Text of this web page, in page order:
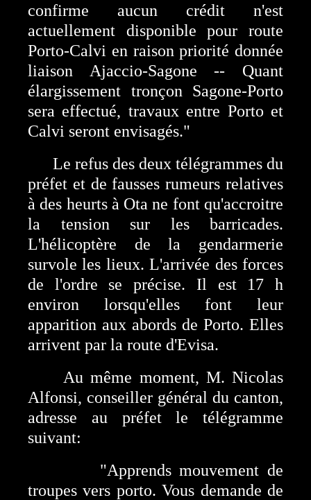
confirme aucun crédit n'est
actuellement disponible pour route
Porto-Calvi en raison priorité donnée
liaison Ajaccio-Sagone -- Quant
élargissement tronçon Sagone-Porto
sera effectué, travaux entre Porto et
Calvi seront envisagés."
Le refus des deux télégrammes du
préfet et de fausses rumeurs relatives
à des heurts à Ota ne font qu'accroitre
la tension sur les barricades.
L'hélicoptère de la gendarmerie
survole les lieux. L'arrivée des forces
de l'ordre se précise. Il est 17 h
environ lorsqu'elles font leur
apparition aux abords de Porto. Elles
arrivent par la route d'Evisa.
Au même moment, M. Nicolas
Alfonsi, conseiller général du canton,
adresse au préfet le télégramme
suivant:
"Apprends mouvement de
troupes vers porto. Vous demande de